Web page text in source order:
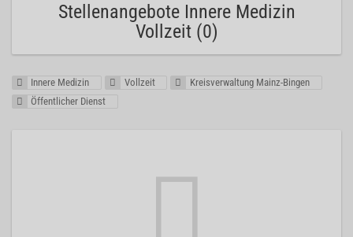
Stellenangebote Innere Medizin
Vollzeit (0)
Innere Medizin Vollzeit
Kreisverwaltung Mainz-Bingen
Öffentlicher Dienst